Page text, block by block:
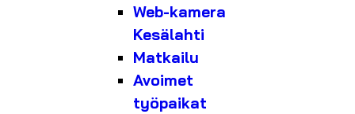
Web-kamera
Kesälahti
Matkailu
Avoimet
työpaikat